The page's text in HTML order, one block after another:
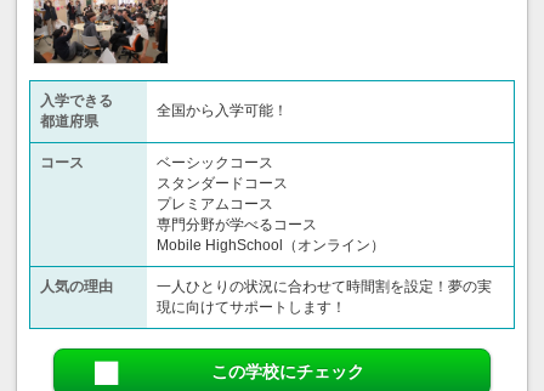
入学できる
都道府県
全国から入学可能！
コース
ベーシックコース
スタンダードコース
プレミアムコース
専門分野が学べるコース
Mobile HighSchool（オンライン）
人気の理由
一人ひとりの状況に合わせて時間割を設定！夢の実
現に向けてサポートします！
この学校にチェック